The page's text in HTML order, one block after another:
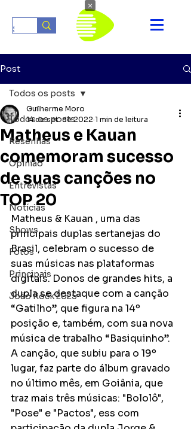
Post
Todos os posts
Resenhas
Opinião
Entrevistas
Notícias
Shows
Fotos
Principais
João Rock 2025
Todos os posts
Matheus e Kauan
comemoram sucesso
de suas canções no
TOP 20
Guilherme Moro
14 de set. de 2022 1 min de leitura
Matheus & Kauan , uma das
principais duplas sertanejas do
Brasil, celebram o sucesso de
suas músicas nas plataformas
digitais. Donos de grandes hits, a
dupla se destaque com a canção
“Gatilho”, que figura na 14º
posição e, também, com sua nova
música de trabalho “Basiquinho”.
A canção, que subiu para o 19º
lugar, faz parte do álbum gravado
no último mês, em Goiânia, que
traz mais três músicas: "Bololô",
"Pose" e "Pactos", ess com
×